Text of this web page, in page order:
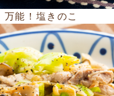
万能！塩きのこ